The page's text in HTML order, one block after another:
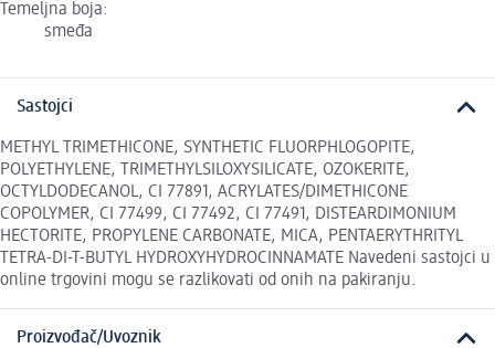
Temeljna boja:
smeđa
Sastojci
METHYL TRIMETHICONE, SYNTHETIC FLUORPHLOGOPITE,
POLYETHYLENE, TRIMETHYLSILOXYSILICATE, OZOKERITE,
OCTYLDODECANOL, CI 77891, ACRYLATES/DIMETHICONE
COPOLYMER, CI 77499, CI 77492, CI 77491, DISTEARDIMONIUM
HECTORITE, PROPYLENE CARBONATE, MICA, PENTAERYTHRITYL
TETRA-DI-T-BUTYL HYDROXYHYDROCINNAMATE Navedeni sastojci u
online trgovini mogu se razlikovati od onih na pakiranju.
Proizvođač/Uvoznik